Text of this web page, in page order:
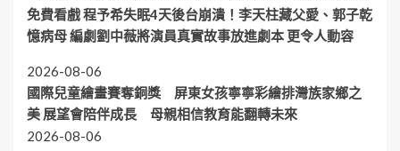
上
市
禮
遇
免費看戲 程予希失眠4天後台崩潰！李天柱藏父愛、郭子乾
憶病母 編劇劉中薇將演員真實故事放進劇本 更令人動容
2026-08-06
國際兒童繪畫賽奪銅獎 屏東女孩寧寧彩繪排灣族家鄉之
美 展望會陪伴成長 母親相信教育能翻轉未來
2026-08-06